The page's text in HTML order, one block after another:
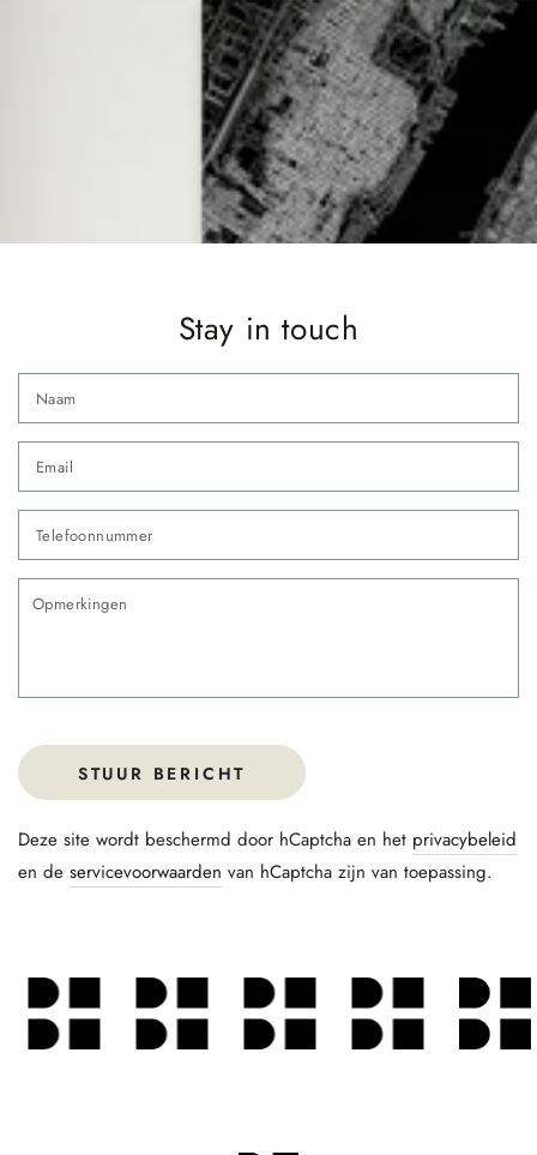
Stay in touch
*
STUUR BERICHT
Deze site wordt beschermd door hCaptcha en het privacybeleid
en de servicevoorwaarden van hCaptcha zijn van toepassing.